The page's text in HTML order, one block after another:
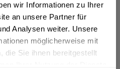
wir Informationen zu Ihrer
an unsere Partner für
Analysen weiter. Unsere
möglicherweise mit
die Sie ihnen bereitgestellt
Main, Frankfurt am Main,
, Hamm, Hanau,Lünen
, Weimar Rosenheim